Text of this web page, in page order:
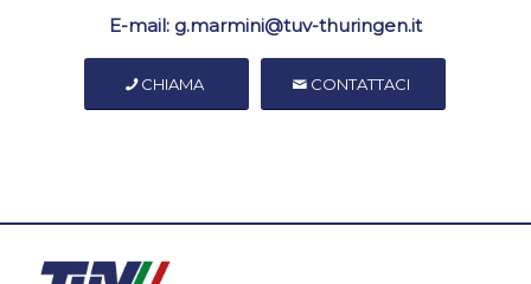
E-mail: g.marmini@tuv-thuringen.it
CHIAMA CONTATTACI